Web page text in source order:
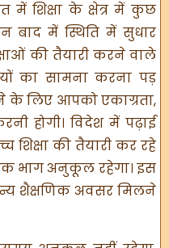
में शिक्षा के क्षेत्र में कुछ
बाद में स्थिति में सुधार
की तैयारी करने वाले
का सामना करना पड़
के लिए आपको एकाग्रता,
होगी। विदेश में पढ़ाई
शिक्षा की तैयारी कर रहे
भाग अनुकूल रहेगा। इस
शैक्षणिक अवसर मिलने